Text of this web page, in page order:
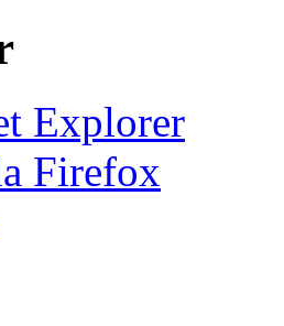
Explorer
Firefox